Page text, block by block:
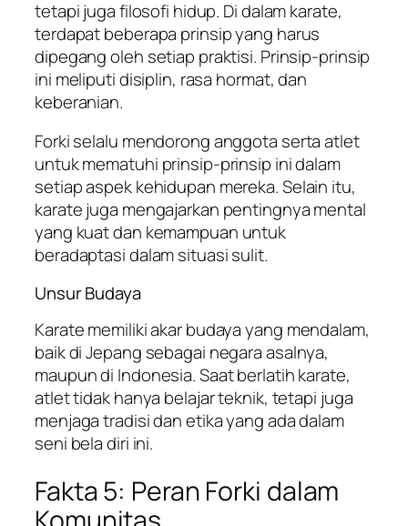
tetapi juga filosofi hidup. Di dalam karate,
terdapat beberapa prinsip yang harus
dipegang oleh setiap praktisi. Prinsip-prinsip
ini meliputi disiplin, rasa hormat, dan
keberanian.
Forki selalu mendorong anggota serta atlet
untuk mematuhi prinsip-prinsip ini dalam
setiap aspek kehidupan mereka. Selain itu,
karate juga mengajarkan pentingnya mental
yang kuat dan kemampuan untuk
beradaptasi dalam situasi sulit.
Unsur Budaya
Karate memiliki akar budaya yang mendalam,
baik di Jepang sebagai negara asalnya,
maupun di Indonesia. Saat berlatih karate,
atlet tidak hanya belajar teknik, tetapi juga
menjaga tradisi dan etika yang ada dalam
seni bela diri ini.
Fakta 5: Peran Forki dalam